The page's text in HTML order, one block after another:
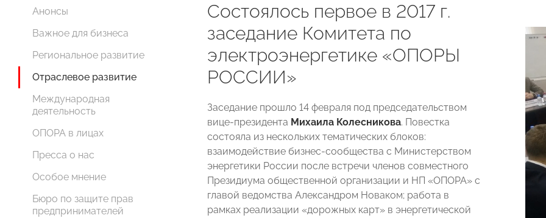
Анонсы
Важное для бизнеса
Региональное развитие
Отраслевое развитие
Международная
деятельность
ОПОРА в лицах
Пресса о нас
Особое мнение
Бюро по защите прав
предпринимателей
Состоялось первое в 2017 г.
заседание Комитета по
электроэнергетике «ОПОРЫ
РОССИИ»
Заседание прошло 14 февраля под председательством
вице-президента Михаила Колесникова. Повестка
состояла из нескольких тематических блоков:
взаимодействие бизнес-сообщества с Министерством
энергетики России после встречи членов совместного
Президиума общественной организации и НП «ОПОРА» с
главой ведомства Александром Новаком; работа в
рамках реализации «дорожных карт» в энергетической